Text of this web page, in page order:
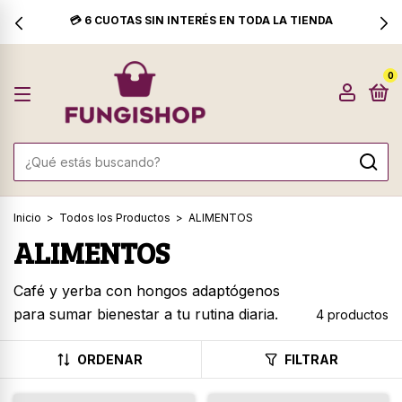
💳 6 CUOTAS SIN INTERÉS EN TODA LA TIENDA
0
Inicio > Todos los Productos > ALIMENTOS
ALIMENTOS
Café y yerba con hongos adaptógenos
para sumar bienestar a tu rutina diaria.
4 productos
ORDENAR FILTRAR